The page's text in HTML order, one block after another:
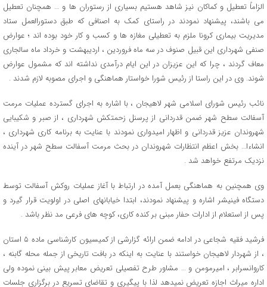
الزاماً تعطیل و کماکان نیز شاهد هستیم بسیاری از رستوران ها و … همچنان تعطیل
می باشند، پیشنهاد نمودند در راستای کمک به اصنافی که طبق دستورالعمل ستاد
مدیریت بیماری کرونا ملزم به تعطیلی مغازه ها و کسب و کار خود بوده اند ؛ عوارض
صنفی شهرداری این قبیل صنوف در سه ماه فروردین ، اردیبهشت و خرداد ماه سالجاری
معاف گردند ، چرا که این عزیزان در این ایام درآمدی نداشته اند که مشمول عوارض
شوند. وی در این راستا از رئیس شورا خواستار هماهنگی و اجرای مصوبه لازم شدند .
نائب رئیس شورای اسلامی شهر لاهیجان ، با اشاره به اجرای گسترده عملیات مرمت
آسفالت سطح شهر ضمن قدردانی از پرسنل زحمتکش شهرداری ، از صبر و شکیبایی
شهروندان عزیز قدردانی و اظهار امیدواری نمودند با عنایت به برنامه کاری شهرداری ،
انشاءا… بخش اعظم انتظارات شهروندان در بحث مرمت آسفالت سطح شهر در آینده
نزدیک مرتفع خواهد شد .
وی همچنین به هماهنگی بعمل آمده در ارتباط با آغاز عملیات روکش آسفالت توسط
دستگاه فینیشر اشاره و پیشنهاد نمودند، ابتدا خیابانهای اصلی در اولویت قرار گیرد و
پس از استعلام از ادارات حفار مبنی بر کنده کاری، کوچه های فرعی مد نظر باشد .
فرشید فقیه شجاعی در ادامه ضمن ارائه گزارشی از کمیسیون کارشناسی ماده ۵ استان
، از شهردار لاهیجان خواستند با عنایت به اینکه در بافت تاریخی از جمله محله گابنه ،
کاروانسرابر ، امیرمومن و … مشاور طرح تفصیلی تعریض معابر پیش بینی نموده ولی
اداره میراث اجازه تعریض نمیدهد لذا با پیگیری و تقاضای تسریع در برگزاری جلسات